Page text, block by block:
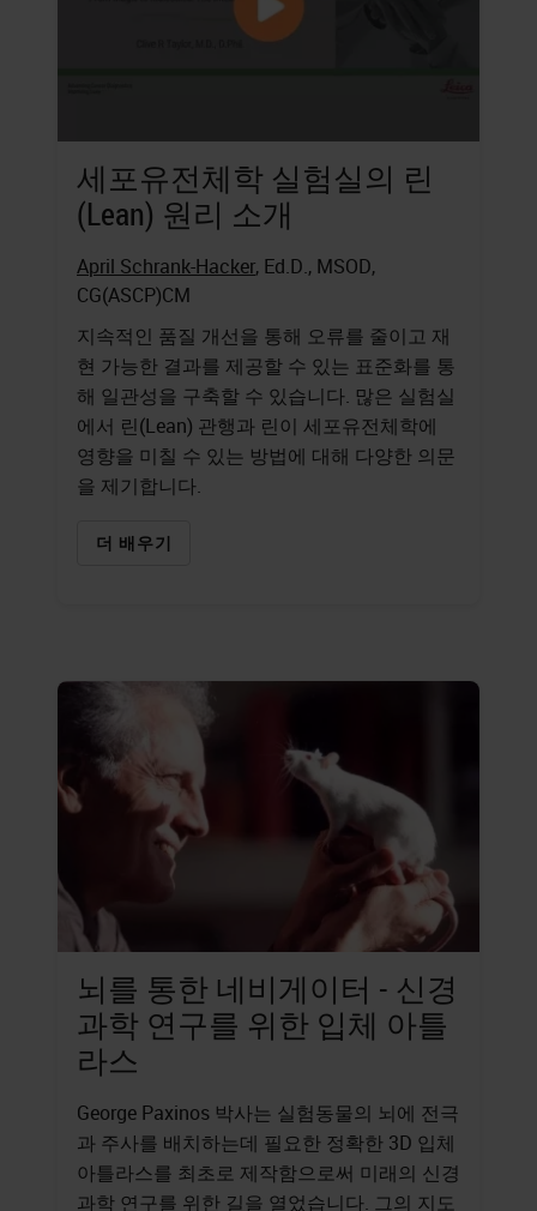
세포유전체학 실험실의 린
(Lean) 원리 소개
April Schrank-Hacker, Ed.D., MSOD,
CG(ASCP)CM
지속적인 품질 개선을 통해 오류를 줄이고 재
현 가능한 결과를 제공할 수 있는 표준화를 통
해 일관성을 구축할 수 있습니다. 많은 실험실
에서 린(Lean) 관행과 린이 세포유전체학에
영향을 미칠 수 있는 방법에 대해 다양한 의문
을 제기합니다.
더 배우기
뇌를 통한 네비게이터 - 신경
과학 연구를 위한 입체 아틀
라스
George Paxinos 박사는 실험동물의 뇌에 전극
과 주사를 배치하는데 필요한 정확한 3D 입체
아틀라스를 최초로 제작함으로써 미래의 신경
과학 연구를 위한 길을 열었습니다. 그의 지도